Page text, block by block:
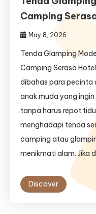
Camping
May 8, 2026
Tenda Glamping
Camping Serasa
dibahas para pecinta
anak muda yang
tanpa harus repot
menghadapi tenda
camping atau
menikmati alam. Jika
Discover